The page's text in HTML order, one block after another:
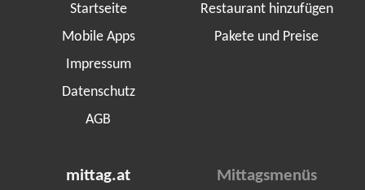
Startseite
Mobile Apps
Impressum
Datenschutz
AGB
Restaurant hinzufügen
Pakete und Preise
mittag.at Mittagsmenüs